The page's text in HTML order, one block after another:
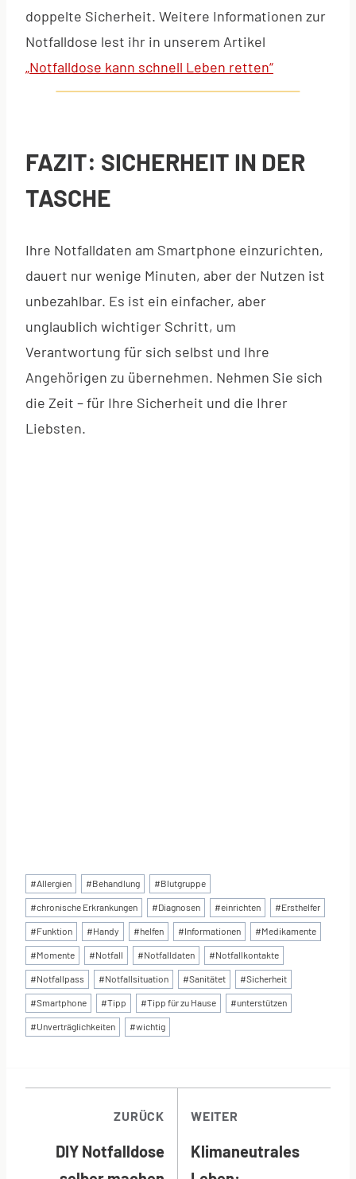
doppelte Sicherheit. Weitere Informationen zur
Notfalldose lest ihr in unserem Artikel
„Notfalldose kann schnell Leben retten“
FAZIT: SICHERHEIT IN DER
TASCHE
Ihre Notfalldaten am Smartphone einzurichten,
dauert nur wenige Minuten, aber der Nutzen ist
unbezahlbar. Es ist ein einfacher, aber
unglaublich wichtiger Schritt, um
Verantwortung für sich selbst und Ihre
Angehörigen zu übernehmen. Nehmen Sie sich
die Zeit – für Ihre Sicherheit und die Ihrer
Liebsten.
Schlagworte:
#Allergien #Behandlung #Blutgruppe
#chronische Erkrankungen #Diagnosen #einrichten #Ersthelfer
#Funktion #Handy #helfen #Informationen #Medikamente
#Momente #Notfall #Notfalldaten #Notfallkontakte
#Notfallpass #Notfallsituation #Sanitätet #Sicherheit
#Smartphone #Tipp #Tipp für zu Hause #unterstützen
#Unverträglichkeiten #wichtig
ZURÜCK
DIY Notfalldose
WEITER
Klimaneutrales